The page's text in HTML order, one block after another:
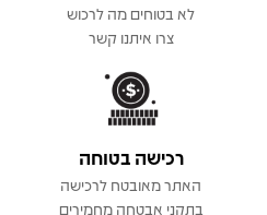
לא בטוחים מה לרכוש
צרו איתנו קשר
רכישה בטוחה
האתר מאובטח לרכישה
בתקני אבטחה מחמירים